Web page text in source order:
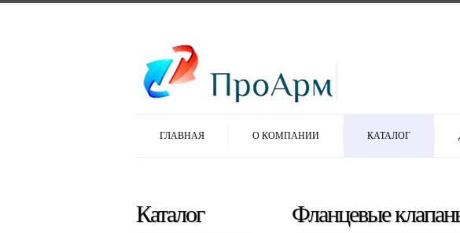
ГЛАВНАЯ О КОМПАНИИ КАТАЛОГ
Каталог Фланцевые